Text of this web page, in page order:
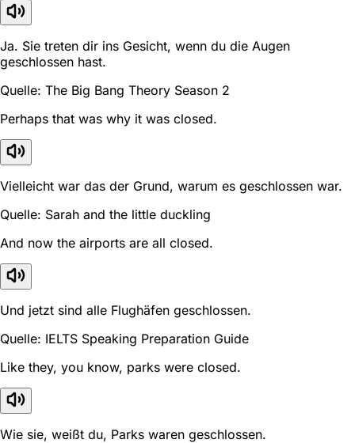
Ja. Sie treten dir ins Gesicht, wenn du die Augen
geschlossen hast.
Quelle: The Big Bang Theory Season 2
Perhaps that was why it was closed.
Vielleicht war das der Grund, warum es geschlossen war.
Quelle: Sarah and the little duckling
And now the airports are all closed.
Und jetzt sind alle Flughäfen geschlossen.
Quelle: IELTS Speaking Preparation Guide
Like they, you know, parks were closed.
Wie sie, weißt du, Parks waren geschlossen.